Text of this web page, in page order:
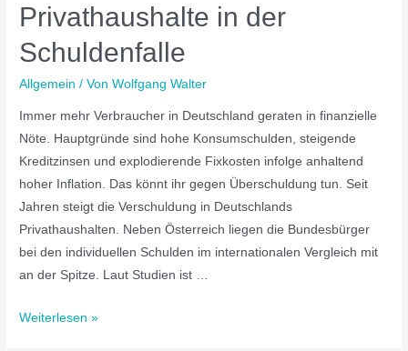
Privathaushalte in der
Schuldenfalle
Allgemein / VonWolfgang Walter
Immer mehr Verbraucher in Deutschland geraten in finanzielle
Nöte. Hauptgründe sind hohe Konsumschulden, steigende
Kreditzinsen und explodierende Fixkosten infolge anhaltend
hoher Inflation. Das könnt ihr gegen Überschuldung tun. Seit
Jahren steigt die Verschuldung in Deutschlands
Privathaushalten. Neben Österreich liegen die Bundesbürger
bei den individuellen Schulden im internationalen Vergleich mit
an der Spitze. Laut Studien ist …
Weiterlesen »